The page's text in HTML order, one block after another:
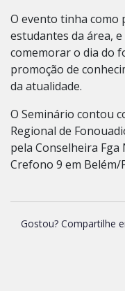
O evento tinha como
estudantes da área,
comemorar o dia do
promoção de
da atualidade.
O Seminário contou
Regional de
pela Conselheira Fga
Crefono 9 em Belém/
Gostou? Compartilhe